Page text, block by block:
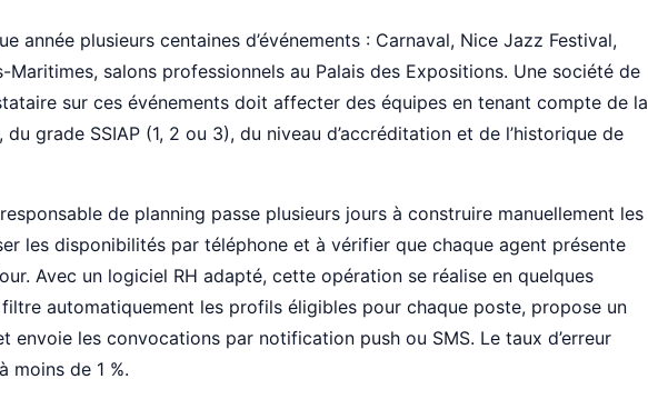
année plusieurs centaines d’événements : Carnaval, Nice Jazz Festival,
Maritimes, salons professionnels au Palais des Expositions. Une société de
sur ces événements doit affecter des équipes en tenant compte de la
grade SSIAP (1, 2 ou 3), du niveau d’accréditation et de l’historique de
de planning passe plusieurs jours à construire manuellement les
les disponibilités par téléphone et à vérifier que chaque agent présente
Avec un logiciel RH adapté, cette opération se réalise en quelques
filtre automatiquement les profils éligibles pour chaque poste, propose un
envoie les convocations par notification push ou SMS. Le taux d’erreur
moins de 1 %.